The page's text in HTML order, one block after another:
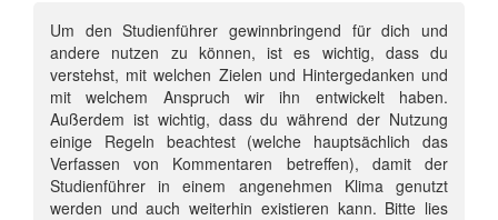
Um den Studienführer gewinnbringend für dich und
andere nutzen zu können, ist es wichtig, dass du
verstehst, mit welchen Zielen und Hintergedanken und
mit welchem Anspruch wir ihn entwickelt haben.
Außerdem ist wichtig, dass du während der Nutzung
einige Regeln beachtest (welche hauptsächlich das
Verfassen von Kommentaren betreffen), damit der
Studienführer in einem angenehmen Klima genutzt
werden und auch weiterhin existieren kann. Bitte lies